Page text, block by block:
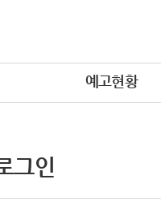
예고현황
그인